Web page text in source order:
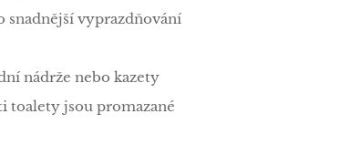
snadnější vyprazdňování
nádrže nebo kazety
toalety jsou promazané